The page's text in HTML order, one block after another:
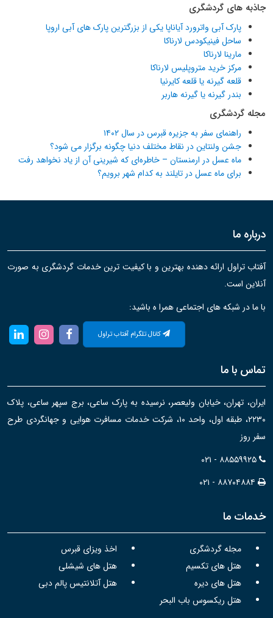
جاذبه های گردشگری
پارک آبی واترورد آیاناپا یکی از بزرگترین پارک های آبی اروپا
ساحل فینیکودس لارناکا
مارینا لارناکا
مرکز خرید متروپلیس لارناکا
قلعه گیرنه یا قلعه کایرنیا
بندر گیرنه یا گیرنه هاربر
مجله گردشگری
راهنمای سفر به جزیره قبرس در سال ۱۴۰۲
جشن ولنتاین در نقاط مختلف دنیا چگونه برگزار می شود؟
ماه عسل در ارمنستان – خاطره‌ای که شیرینی آن از یاد نخواهد رفت
برای ماه عسل در تایلند به کدام شهر برویم؟
درباره ما
آفتاب تراول ارائه دهنده بهترین و با کیفیت ترین خدمات گردشگری به صورت
آنلاین است.
با ما در شبکه های اجتماعی همرا ه باشید:
کانال تلگرام آفتاب تراول
تماس با ما
ایران، تهران، خیابان ولیعصر، نرسیده به پارک ساعی، برج سپهر ساعی، پلاک
۲۲۳۰، طبقه اول، واحد ۱۰، شرکت خدمات مسافرت هوایی و جهانگردی طرح
سفر روز
۰۲۱ - ۸۸۵۵۹۹۲۵
۰۲۱ - ۸۸۷۰۴۸۸۴
خدمات ما
مجله گردشگری
اخذ ویزای قبرس
هتل های تکسیم
هتل های شیشلی
هتل های دیره
هتل آتلانتیس پالم دبی
هتل ریکسوس باب البحر